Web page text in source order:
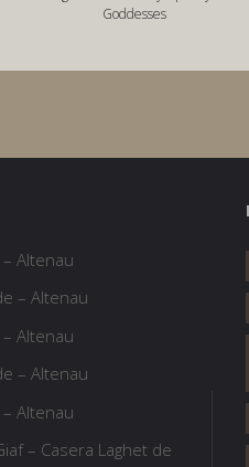
Goddesses
Altenau
– Altenau
Altenau
– Altenau
Altenau
– Casera Laghet de